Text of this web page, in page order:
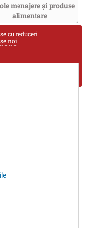
menajere și produse
alimentare
cu reduceri
noi